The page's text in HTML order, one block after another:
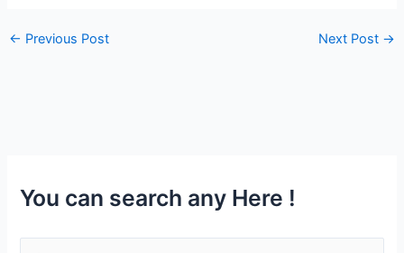
← Previous Post Next Post →
You can search any Here !